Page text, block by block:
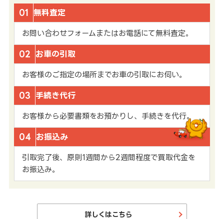
01 無料査定
お問い合わせフォームまたはお電話にて無料査定。
02 お車の引取
お客様のご指定の場所までお車の引取にお伺い。
03 手続き代行
お客様から必要書類をお預かりし、手続きを代行。
04 お振込み
引取完了後、原則1週間から2週間程度で買取代金を
お振込み。
詳しくはこちら